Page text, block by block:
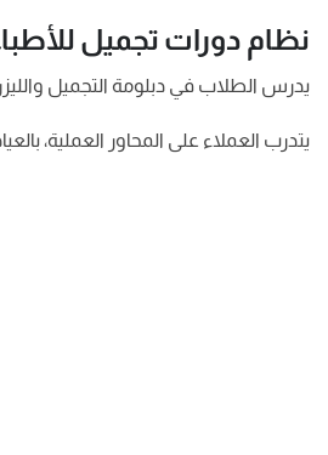
نظام دورات تجميل
يدرس الطلاب في دبلومة التجميل
يتدرب العملاء على المحاور العملية،